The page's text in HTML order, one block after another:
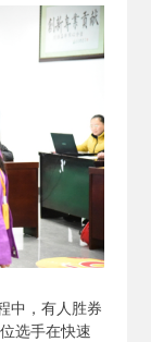
中，有人胜券
选手在快速